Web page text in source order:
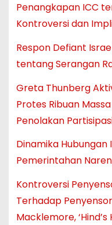
Penangkapan ICC
Kontroversi dan
Respon Defiant
tentang Serangan
Greta Thunberg
Protes Ribuan
Penolakan
Dinamika
Pemerintahan
Kontroversi
Terhadap
Macklemore, ‘Hind’s